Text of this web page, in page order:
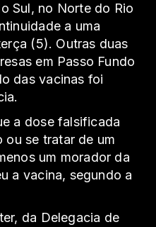
Sul, no Norte do Rio
a uma
(5). Outras duas
em Passo Fundo
das vacinas foi
a dose falsificada
ou se tratar de um
um morador da
a vacina, segundo a
da Delegacia de